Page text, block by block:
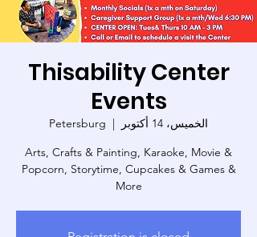
Thisability Center
Events
الخميس، 14 أكتوبر
  |
Petersburg
Arts, Crafts & Painting, Karaoke, Movie &
Popcorn, Storytime, Cupcakes & Games &
More